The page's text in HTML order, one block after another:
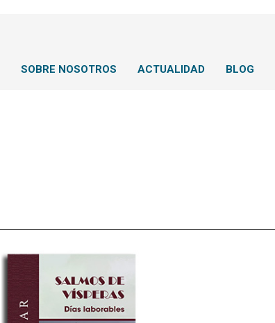
SOBRE NOSOTROS ACTUALIDAD BLOG